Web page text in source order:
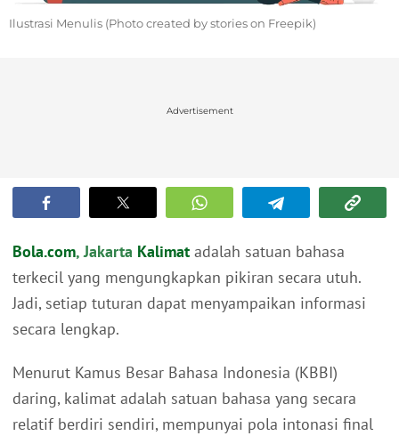
Ilustrasi Menulis (Photo created by stories on Freepik)
Advertisement
Bola.com, Jakarta Kalimat adalah satuan bahasa
terkecil yang mengungkapkan pikiran secara utuh.
Jadi, setiap tuturan dapat menyampaikan informasi
secara lengkap.
Menurut Kamus Besar Bahasa Indonesia (KBBI)
daring, kalimat adalah satuan bahasa yang secara
relatif berdiri sendiri, mempunyai pola intonasi final